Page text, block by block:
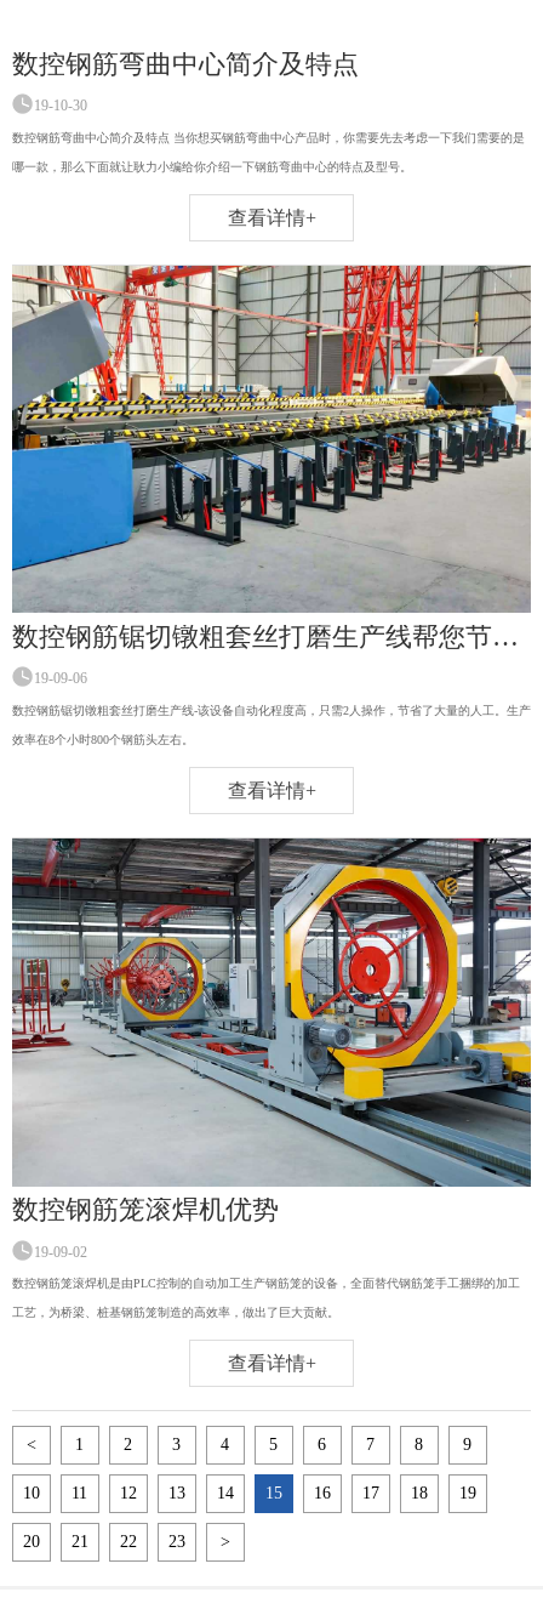
数控钢筋弯曲中心简介及特点
19-10-30
数控钢筋弯曲中心简介及特点 当你想买钢筋弯曲中心产品时，你需要先去考虑一下我们需要的是
哪一款，那么下面就让耿力小编给你介绍一下钢筋弯曲中心的特点及型号。
查看详情+
数控钢筋锯切镦粗套丝打磨生产线帮您节省成本！
19-09-06
数控钢筋锯切镦粗套丝打磨生产线-该设备自动化程度高，只需2人操作，节省了大量的人工。生产
效率在8个小时800个钢筋头左右。
查看详情+
数控钢筋笼滚焊机优势
19-09-02
数控钢筋笼滚焊机是由PLC控制的自动加工生产钢筋笼的设备，全面替代钢筋笼手工捆绑的加工
工艺，为桥梁、桩基钢筋笼制造的高效率，做出了巨大贡献。
查看详情+
< 1 2 3 4 5 6 7 8 9
10 11 12 13 14 15 16 17 18 19
20 21 22 23 >